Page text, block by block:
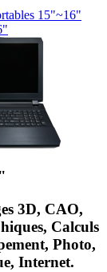
15"~16"
3D, CAO,
Calculs
Photo,
Internet.